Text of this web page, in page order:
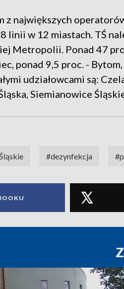
z największych
linii w 12 miastach. TŚ
Metropolii. Ponad 47
ponad 9,5 proc. -
udziałowcami są:
Siemianowice
#dezynfekcja